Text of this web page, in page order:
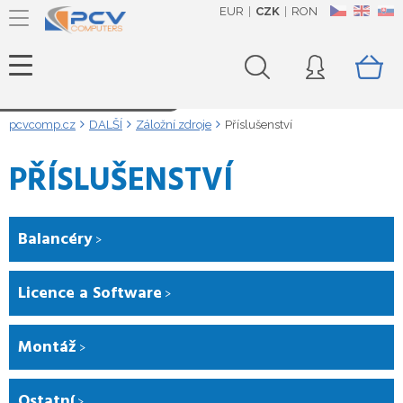
CZ EN SK
EUR CZK RON
pcvcomp.cz DALŠÍ Záložní zdroje Příslušenství
PŘÍSLUŠENSTVÍ
Balancéry
Licence a Software
Montáž